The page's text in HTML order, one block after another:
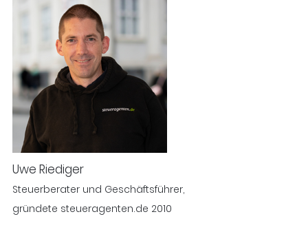
Uwe Riediger
Steuerberater und Geschäftsführer,
gründete steueragenten.de 2010